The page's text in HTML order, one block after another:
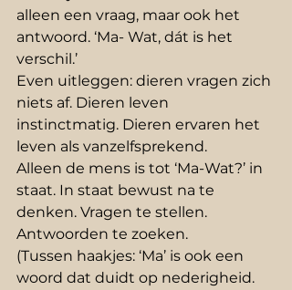
alleen een vraag, maar ook het
antwoord. ‘Ma- Wat, dát is het
verschil.’
Even uitleggen: dieren vragen zich
niets af. Dieren leven
instinctmatig. Dieren ervaren het
leven als vanzelfsprekend.
Alleen de mens is tot ‘Ma-Wat?’ in
staat. In staat bewust na te
denken. Vragen te stellen.
Antwoorden te zoeken.
(Tussen haakjes: ‘Ma’ is ook een
woord dat duidt op nederigheid.